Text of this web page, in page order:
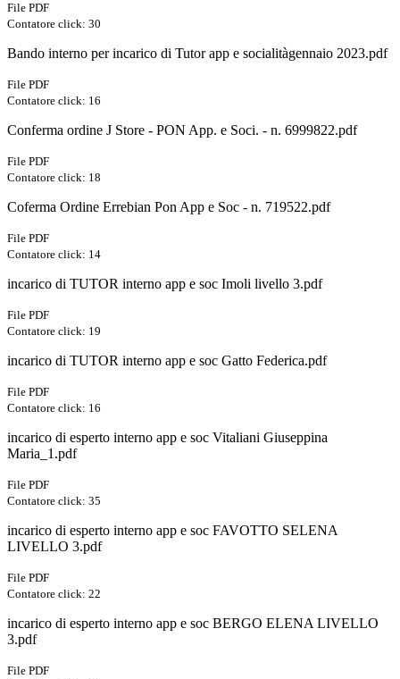
File PDF
Contatore click: 30
Bando interno per incarico di Tutor app e socialitàgennaio 2023.pdf
File PDF
Contatore click: 16
Conferma ordine J Store - PON App. e Soci. - n. 6999822.pdf
File PDF
Contatore click: 18
Coferma Ordine Errebian Pon App e Soc - n. 719522.pdf
File PDF
Contatore click: 14
incarico di TUTOR interno app e soc Imoli livello 3.pdf
File PDF
Contatore click: 19
incarico di TUTOR interno app e soc Gatto Federica.pdf
File PDF
Contatore click: 16
incarico di esperto interno app e soc Vitaliani Giuseppina
Maria_1.pdf
File PDF
Contatore click: 35
incarico di esperto interno app e soc FAVOTTO SELENA
LIVELLO 3.pdf
File PDF
Contatore click: 22
incarico di esperto interno app e soc BERGO ELENA LIVELLO
3.pdf
File PDF